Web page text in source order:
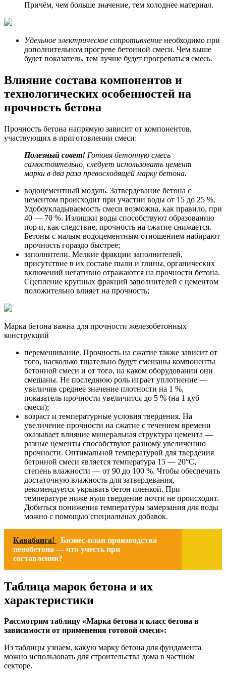
Причём, чем больше значение, тем холоднее материал.
Удельное электрическое сопротивление необходимо при
дополнительном прогреве бетонной смеси. Чем выше
будет показатель, тем лучше будет прогреваться смесь.
Влияние состава компонентов и
технологических особенностей на
прочность бетона
Прочность бетона напрямую зависит от компонентов,
участвующих в приготовлении смеси:
Полезный совет! Готовя бетонную смесь
самостоятельно, следует использовать цемент
марки в два раза превосходящей марку бетона.
водоцементный модуль. Затвердевание бетона с
цементом происходит при участии воды от 15 до 25 %.
Удобоукладываемость смеси возможна, как правило, при
40 — 70 %. Излишки воды способствуют образованию
пор и, как следствие, прочность на сжатие снижается.
Бетоны с малым водоцементным отношением набирают
прочность гораздо быстрее;
заполнители. Мелкие фракции заполнителей,
присутствие в их составе пыли и глины, органических
включений негативно отражаются на прочности бетона.
Сцепление крупных фракций заполнителей с цементом
положительно влияет на прочность;
Марка бетона важна для прочности железобетонных
конструкций
перемешивание. Прочность на сжатие также зависит от
того, насколько тщательно будут смешаны компоненты
бетонной смеси и от того, на каком оборудовании они
смешаны. Не последнюю роль играет уплотнение —
увеличив среднее значение плотности на 1 %,
показатель прочности увеличится до 5 % (на 1 куб
смеси);
возраст и температурные условия твердения. На
увеличение прочности на сжатие с течением времени
оказывает влияние минеральная структура цемента —
разные цементы способствуют разному увеличению
прочности. Оптимальной температурой для твердения
бетонной смеси является температура 15 — 20°С,
степень влажности — от 90 до 100 %. Чтобы обеспечить
достаточную влажность для затвердевания,
рекомендуется укрывать бетон пленкой. При
температуре ниже нуля твердение почти не происходит.
Добиться понижения температуры замерзания для воды
можно с помощью специальных добавок.
Кавабанга!
Бизнес-план производства
пенобетона — что учесть при
составлении?
Таблица марок бетона и их
характеристики
Рассмотрим таблицу «Марка бетона и класс бетона в
зависимости от применения готовой смеси»:
Из таблицы узнаем, какую марку бетона для фундамента
можно использовать для строительства дома в частном
секторе.